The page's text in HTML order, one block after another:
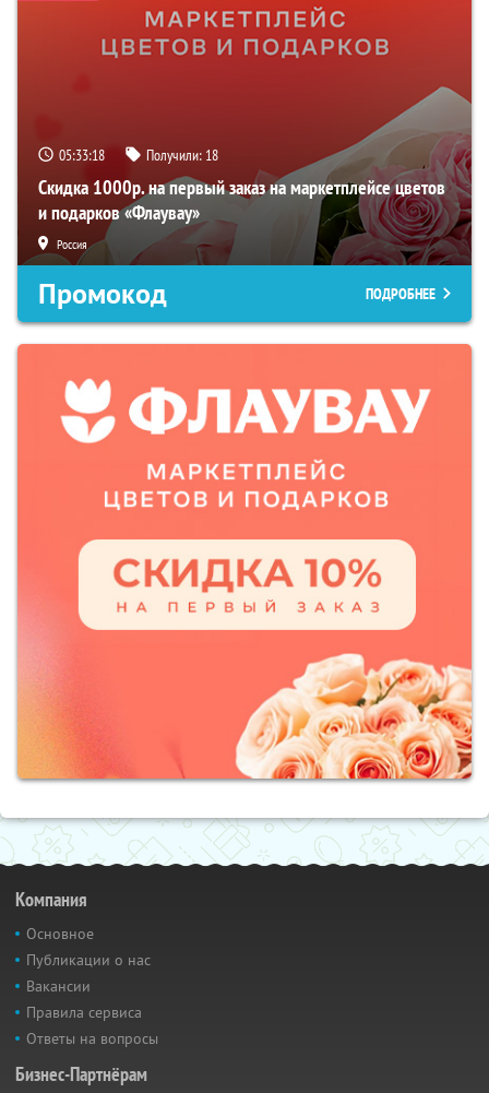
05:33:17 Получили: 18
Скидка 1000р. на первый заказ на маркетплейсе цветов
и подарков «Флаувау»
Россия
Промокод ПОДРОБНЕЕ
Компания
Основное
Публикации о нас
Вакансии
Правила сервиса
Ответы на вопросы
Бизнес-Партнёрам